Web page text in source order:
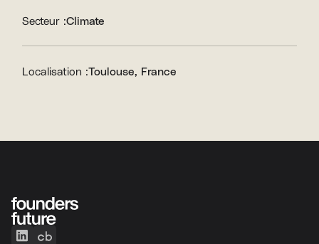
Secteur :Climate
Localisation :Toulouse, France